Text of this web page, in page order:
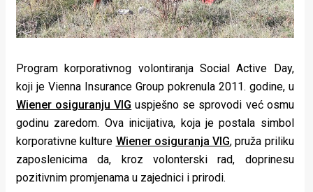
Zdravlje
stolom
Život
u
pokretu
Program korporativnog volontiranja Social Active Day,
koji je Vienna Insurance Group pokrenula 2011. godine, u
Wiener osiguranju VIG uspješno se sprovodi već osmu
godinu zaredom. Ova inicijativa, koja je postala simbol
korporativne kulture Wiener osiguranja VIG, pruža priliku
zaposlenicima da, kroz volonterski rad, doprinesu
pozitivnim promjenama u zajednici i prirodi.